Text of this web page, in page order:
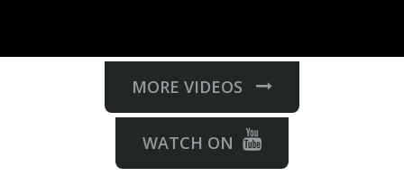
MORE VIDEOS
WATCH ON